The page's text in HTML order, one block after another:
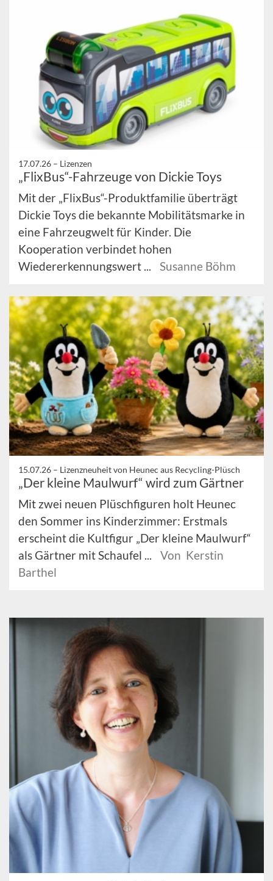
17.07.26 – Lizenzen
„FlixBus“-Fahrzeuge von Dickie Toys
Mit der „FlixBus“-Produktfamilie überträgt
Dickie Toys die bekannte Mobilitätsmarke in
eine Fahrzeugwelt für Kinder. Die
Kooperation verbindet hohen
Wiedererkennungswert ...
Susanne Böhm
15.07.26 – Lizenzneuheit von Heunec aus Recycling-Plüsch
„Der kleine Maulwurf“ wird zum Gärtner
Mit zwei neuen Plüschfiguren holt Heunec
den Sommer ins Kinderzimmer: Erstmals
erscheint die Kultfigur „Der kleine Maulwurf“
als Gärtner mit Schaufel ...
Von Kerstin
Barthel